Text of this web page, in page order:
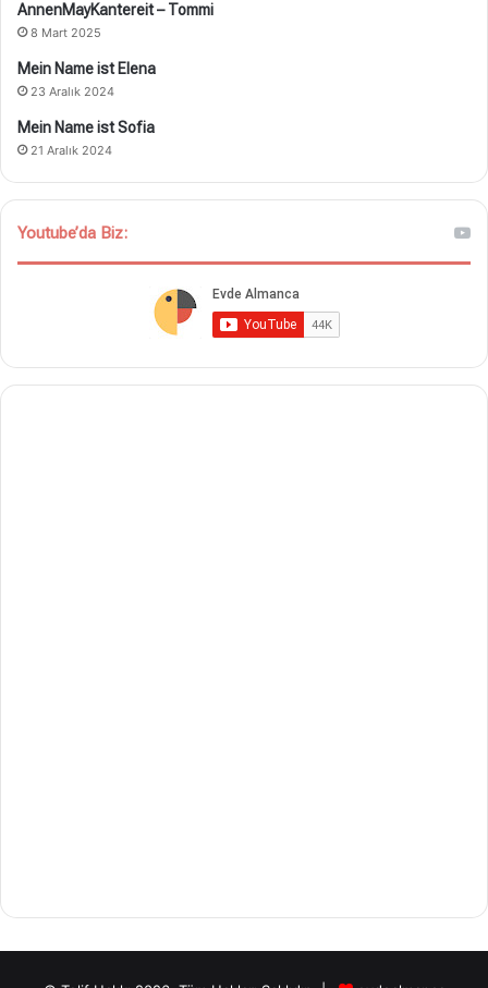
AnnenMayKantereit – Tommi
8 Mart 2025
Mein Name ist Elena
23 Aralık 2024
Mein Name ist Sofia
21 Aralık 2024
Youtube’da Biz: